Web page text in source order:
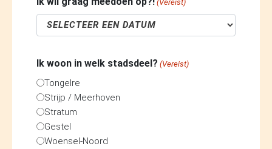
(Vereist)
Ik woon in welk stadsdeel? (Vereist)
Tongelre
Strijp / Meerhoven
Stratum
Gestel
Woensel-Noord